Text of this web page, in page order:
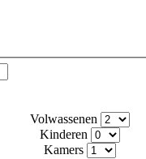
Volwassenen
Kinderen
Kamers